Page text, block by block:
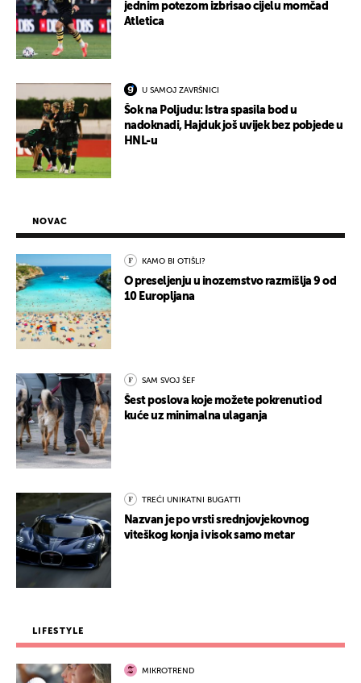
jednim potezom izbrisao cijelu momčad
Atletica
U SAMOJ ZAVRŠNICI
Šok na Poljudu: Istra spasila bod u
nadoknadi, Hajduk još uvijek bez pobjede u
HNL-u
NOVAC
KAMO BI OTIŠLI?
O preseljenju u inozemstvo razmišlja 9 od
10 Europljana
SAM SVOJ ŠEF
Šest poslova koje možete pokrenuti od
kuće uz minimalna ulaganja
TREĆI UNIKATNI BUGATTI
Nazvan je po vrsti srednjovjekovnog
viteškog konja i visok samo metar
LIFESTYLE
MIKROTREND